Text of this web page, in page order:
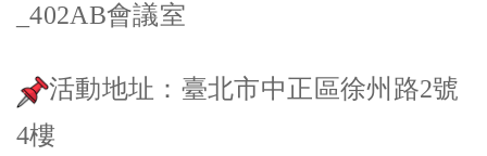
_402AB會議室
活動地址：臺北市中正區徐州路2號
4樓